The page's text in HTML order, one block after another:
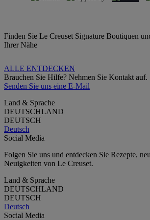
Finden Sie Le Creuset Signature Boutiquen
Ihrer Nähe
ALLE ENTDECKEN
Brauchen Sie Hilfe? Nehmen Sie Kontakt auf.
Senden Sie uns eine E-Mail
Land & Sprache
DEUTSCHLAND
DEUTSCH
Deutsch
Social Media
Folgen Sie uns und entdecken Sie Rezepte,
Neuigkeiten von Le Creuset.
Land & Sprache
DEUTSCHLAND
DEUTSCH
Deutsch
Social Media